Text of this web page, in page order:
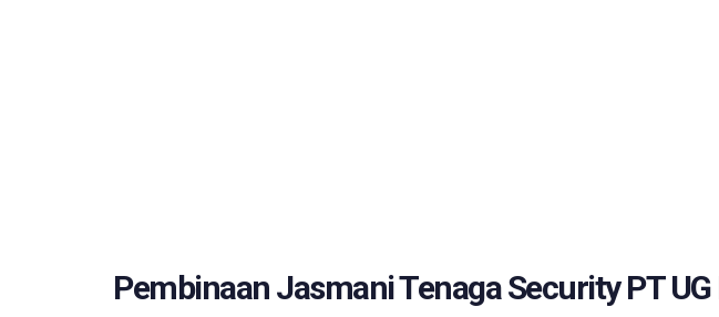
Pembinaan Jasmani Tenaga Security PT